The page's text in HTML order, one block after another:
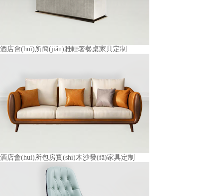
酒店會(huì)所簡(jiǎn)雅輕奢餐桌家具定制
酒店會(huì)所包房實(shí)木沙發(fā)家具定制